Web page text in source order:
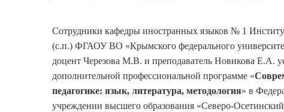
Сотрудники кафедры иностранных языков № 1
(с.п.) ФГАОУ ВО «Крымского федерального
доцент Черезова М.В. и преподаватель Новикова
дополнительной профессиональной программе «
педагогике: язык, литература, методология» в
учреждении высшего образования «Северо-